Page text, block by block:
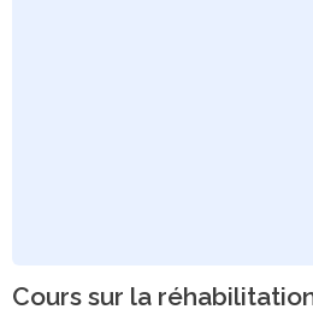
Cours sur la